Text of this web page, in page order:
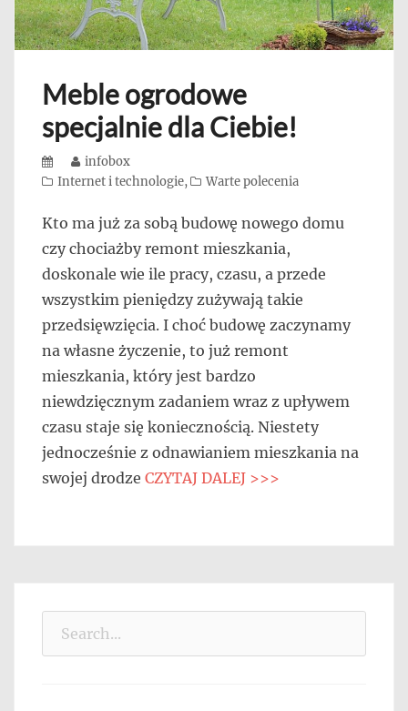
Meble ogrodowe
specjalnie dla Ciebie!
Posted
on
Author
infobox
Categories
Internet i technologie, Warte polecenia
Kto ma już za sobą budowę nowego domu
czy chociażby remont mieszkania,
doskonale wie ile pracy, czasu, a przede
wszystkim pieniędzy zużywają takie
przedsięwzięcia. I choć budowę zaczynamy
na własne życzenie, to już remont
mieszkania, który jest bardzo
niewdzięcznym zadaniem wraz z upływem
czasu staje się koniecznością. Niestety
jednocześnie z odnawianiem mieszkania na
swojej drodze CZYTAJ DALEJ >>>